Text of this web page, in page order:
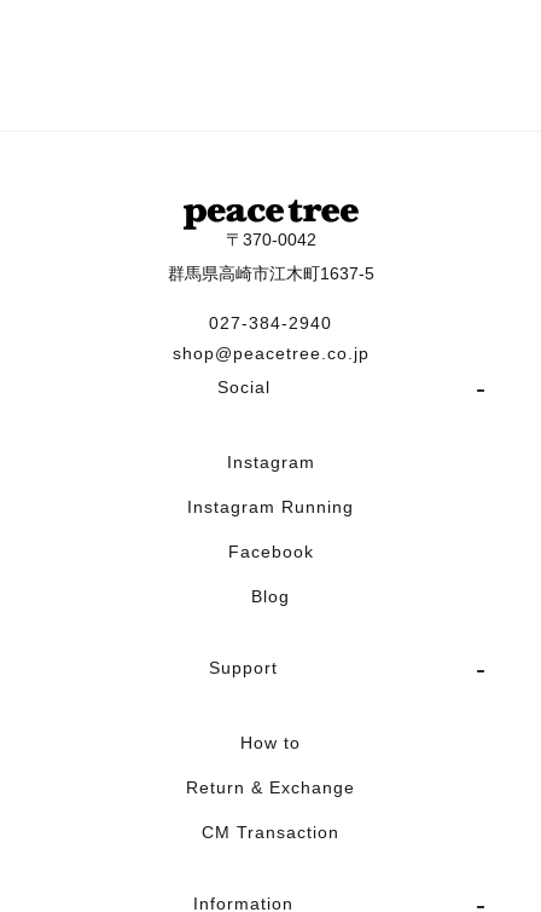
〒370-0042
群馬県高崎市江木町1637-5
027-384-2940
shop@peacetree.co.jp
Social
Instagram
Instagram Running
Facebook
Blog
Support
How to
Return & Exchange
CM Transaction
Information